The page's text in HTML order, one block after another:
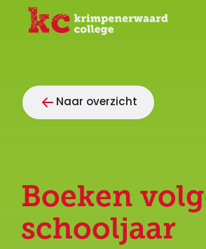
Onze school
Groep 7/8
Leerlingen
Contact
Naar overzicht
Boeken
schooljaar